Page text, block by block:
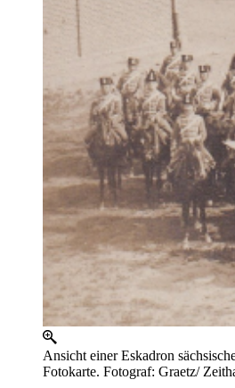
Ansicht einer Eskadron
Fotokarte. Fotograf: Graetz/